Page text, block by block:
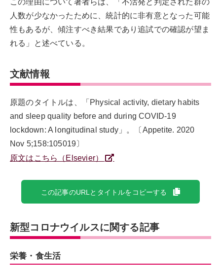
人数が少なかったために、統計的に非有意となった可能
性もあるが、傾注すべき結果であり追試での確認が望ま
れる」と述べている。
文献情報
原題のタイトルは、「Physical activity, dietary habits
and sleep quality before and during COVID-19
lockdown: A longitudinal study」。〔Appetite. 2020
Nov 5;158:105019〕
原文はこちら（Elsevier）
この記事のURLとタイトルをコピーする
新型コロナウイルスに関する記事
栄養・食生活